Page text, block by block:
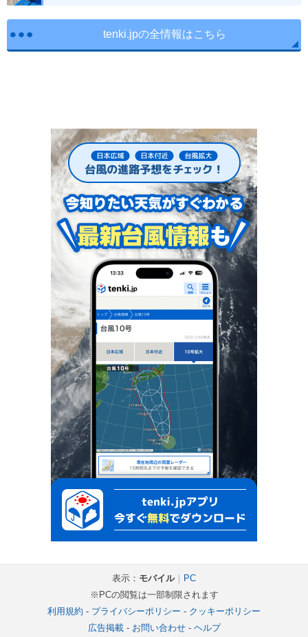
tenki.jpの全情報はこちら
表示： モバイル｜ PC
※PCの閲覧は一部制限されます
利用規約 - プライバシーポリシー - クッキーポリシー
広告掲載- お問い合わせ- ヘルプ